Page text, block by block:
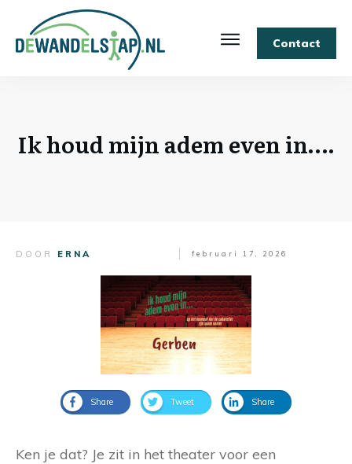
Contact
Ik houd mijn adem even in….
DOOR ERNA februari 17, 2026
Share Tweet Share
Ken je dat? Je zit in het theater voor een